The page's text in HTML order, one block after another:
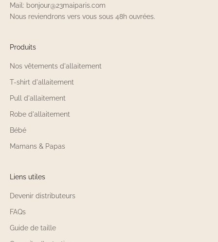
Mail: bonjour@23maiparis.com
Nous reviendrons vers vous sous 48h ouvrées.
Produits
Nos vêtements d'allaitement
T-shirt d'allaitement
Pull d'allaitement
Robe d'allaitement
Bébé
Mamans & Papas
Liens utiles
Devenir distributeurs
FAQs
Guide de taille